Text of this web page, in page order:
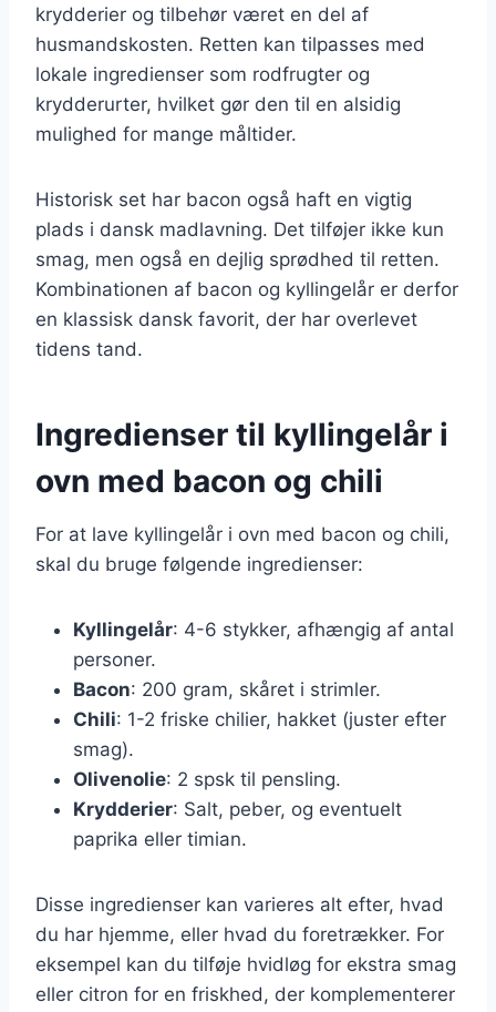
krydderier og tilbehør været en del af
husmandskosten. Retten kan tilpasses med
lokale ingredienser som rodfrugter og
krydderurter, hvilket gør den til en alsidig
mulighed for mange måltider.
Historisk set har bacon også haft en vigtig
plads i dansk madlavning. Det tilføjer ikke kun
smag, men også en dejlig sprødhed til retten.
Kombinationen af bacon og kyllingelår er derfor
en klassisk dansk favorit, der har overlevet
tidens tand.
Ingredienser til kyllingelår i
ovn med bacon og chili
For at lave kyllingelår i ovn med bacon og chili,
skal du bruge følgende ingredienser:
Kyllingelår: 4-6 stykker, afhængig af antal
personer.
Bacon: 200 gram, skåret i strimler.
Chili: 1-2 friske chilier, hakket (juster efter
smag).
Olivenolie: 2 spsk til pensling.
Krydderier: Salt, peber, og eventuelt
paprika eller timian.
Disse ingredienser kan varieres alt efter, hvad
du har hjemme, eller hvad du foretrækker. For
eksempel kan du tilføje hvidløg for ekstra smag
eller citron for en friskhed, der komplementerer